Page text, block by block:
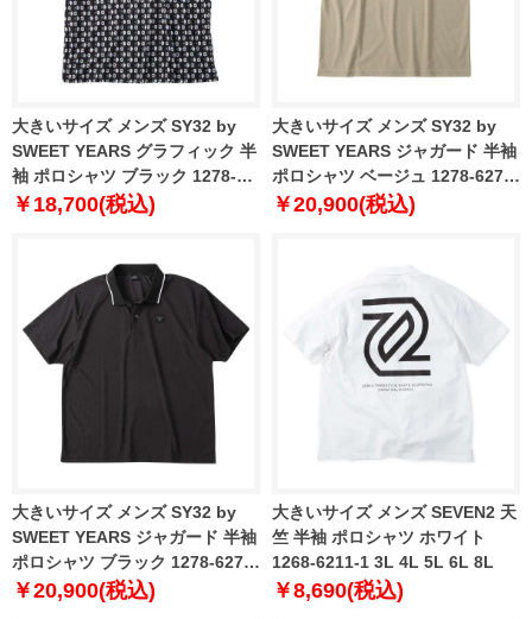
大きいサイズ メンズ SY32 by
SWEET YEARS グラフィック 半
袖 ポロシャツ ブラック 1278-
6276-2 3L 4L 5L 6L
￥18,700(税込)
大きいサイズ メンズ SY32 by
SWEET YEARS ジャガード 半袖
ポロシャツ ベージュ 1278-6277-
1 3L 4L 5L 6L
￥20,900(税込)
大きいサイズ メンズ SY32 by
SWEET YEARS ジャガード 半袖
ポロシャツ ブラック 1278-6277-
2 3L 4L 5L 6L
￥20,900(税込)
大きいサイズ メンズ SEVEN2 天
竺 半袖 ポロシャツ ホワイト
1268-6211-1 3L 4L 5L 6L 8L
￥8,690(税込)